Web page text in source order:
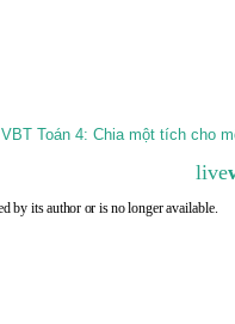
VBT Toán 4: Chia một tích cho
live